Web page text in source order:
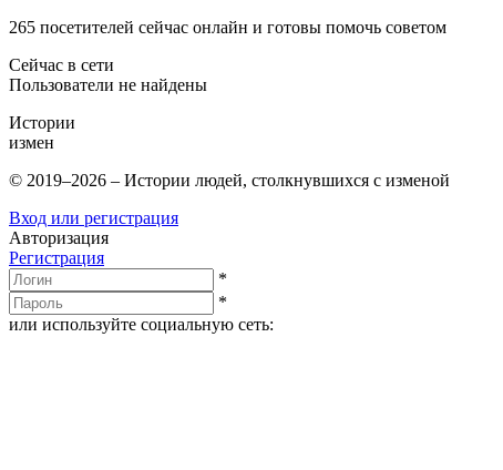
265 посетителей сейчас онлайн и готовы помочь советом
Сейчас в сети
Пользователи не найдены
Истории
измен
© 2019–2026 – Истории людей, столкнувшихся с изменой
Вход или регистрация
Авторизация
Регистрация
*
*
или используйте социальную сеть: